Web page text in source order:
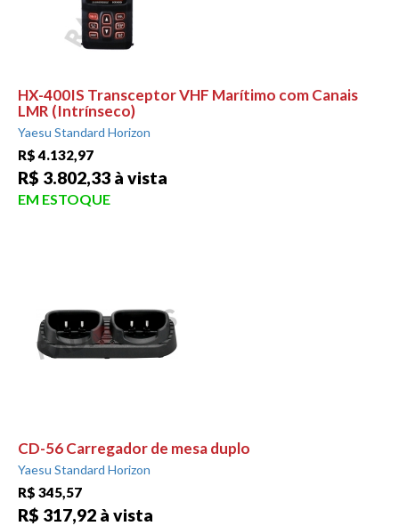
HX-400IS Transceptor VHF Marítimo com Canais
LMR (Intrínseco)
Yaesu Standard Horizon
R$ 4.132,97
R$ 3.802,33 à vista
EM ESTOQUE
CD-56 Carregador de mesa duplo
Yaesu Standard Horizon
R$ 345,57
R$ 317,92 à vista